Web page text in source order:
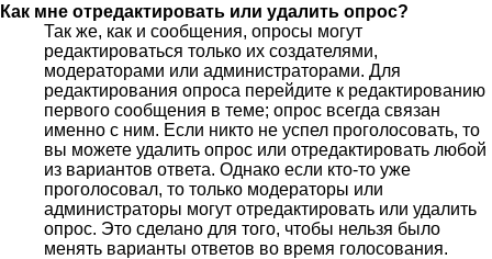
Как мне отредактировать или удалить опрос?
Так же, как и сообщения, опросы могут
редактироваться только их создателями,
модераторами или администраторами. Для
редактирования опроса перейдите к редактированию
первого сообщения в теме; опрос всегда связан
именно с ним. Если никто не успел проголосовать, то
вы можете удалить опрос или отредактировать любой
из вариантов ответа. Однако если кто-то уже
проголосовал, то только модераторы или
администраторы могут отредактировать или удалить
опрос. Это сделано для того, чтобы нельзя было
менять варианты ответов во время голосования.